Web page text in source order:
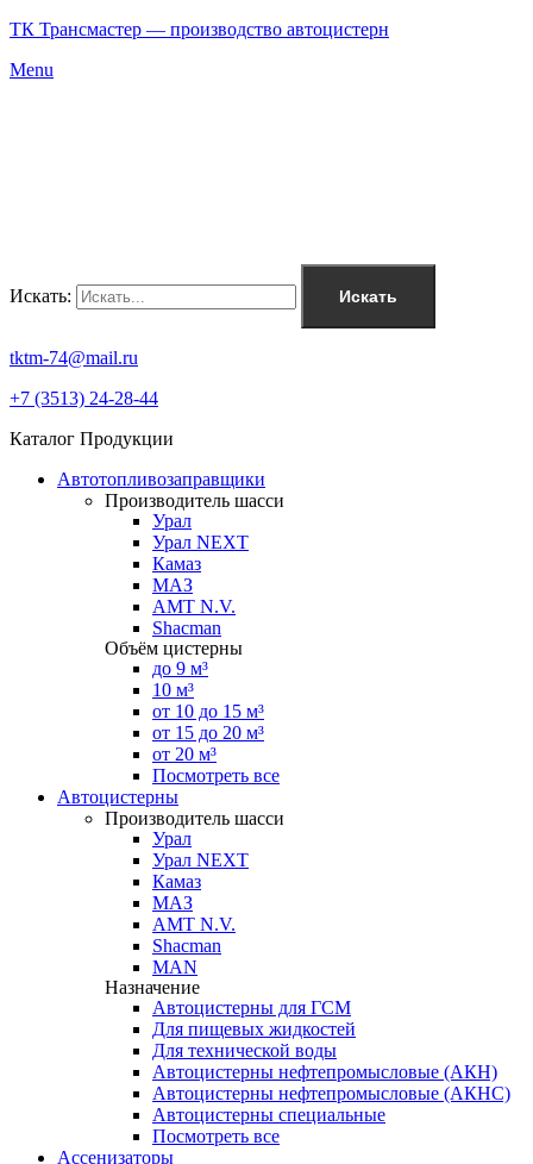
ТК Трансмастер — производство автоцистерн
Menu
Искать: Искать
tktm-74@mail.ru
+7 (3513) 24-28-44
Каталог Продукции
Автотопливозаправщики
Производитель шасси
Урал
Урал NEXT
Камаз
МАЗ
AMT N.V.
Shacman
Объём цистерны
до 9 м³
10 м³
от 10 до 15 м³
от 15 до 20 м³
от 20 м³
Посмотреть все
Автоцистерны
Производитель шасси
Урал
Урал NEXT
Камаз
МАЗ
AMT N.V.
Shacman
MAN
Назначение
Автоцистерны для ГСМ
Для пищевых жидкостей
Для технической воды
Автоцистерны нефтепромысловые (АКН)
Автоцистерны нефтепромысловые (АКНС)
Автоцистерны специальные
Посмотреть все
Ассенизаторы